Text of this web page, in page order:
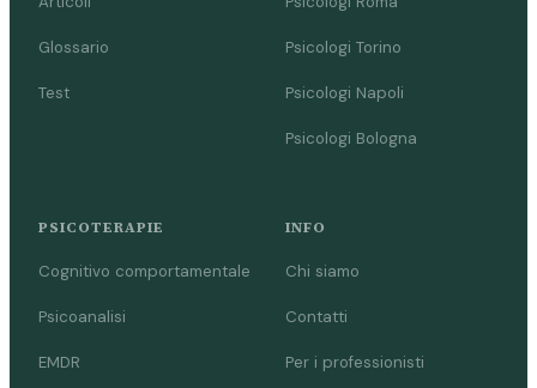
Glossario
Test
Psicologi Torino
Psicologi Napoli
Psicologi Bologna
PSICOTERAPIE
Cognitivo comportamentale
Psicoanalisi
EMDR
INFO
Chi siamo
Contatti
Per i professionisti